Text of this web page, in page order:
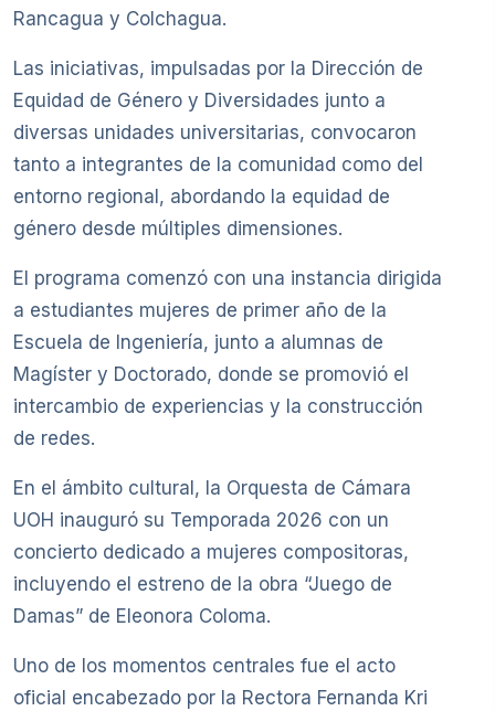
Rancagua y Colchagua.
Las iniciativas, impulsadas por la Dirección de
Equidad de Género y Diversidades junto a
diversas unidades universitarias, convocaron
tanto a integrantes de la comunidad como del
entorno regional, abordando la equidad de
género desde múltiples dimensiones.
El programa comenzó con una instancia dirigida
a estudiantes mujeres de primer año de la
Escuela de Ingeniería, junto a alumnas de
Magíster y Doctorado, donde se promovió el
intercambio de experiencias y la construcción
de redes.
En el ámbito cultural, la Orquesta de Cámara
UOH inauguró su Temporada 2026 con un
concierto dedicado a mujeres compositoras,
incluyendo el estreno de la obra “Juego de
Damas” de Eleonora Coloma.
Uno de los momentos centrales fue el acto
oficial encabezado por la Rectora Fernanda Kri